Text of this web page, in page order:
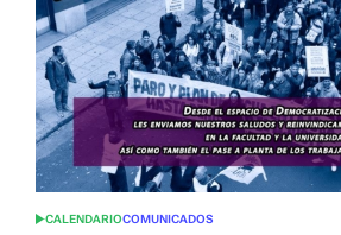
POSTED
CALENDARIOCOMUNICADOS